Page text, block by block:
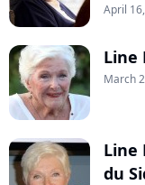
April
Line
March
Line
du